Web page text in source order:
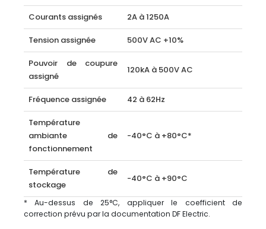
Courants assignés 2A à 1250A
Tension assignée 500V AC +10%
Pouvoir de coupure
assigné
120kA à 500V AC
Fréquence assignée 42 à 62Hz
Température
ambiante de
fonctionnement
-40°C à +80°C*
Température de
stockage
-40°C à +90°C
* Au-dessus de 25°C, appliquer le coefficient de
correction prévu par la documentation DF Electric.